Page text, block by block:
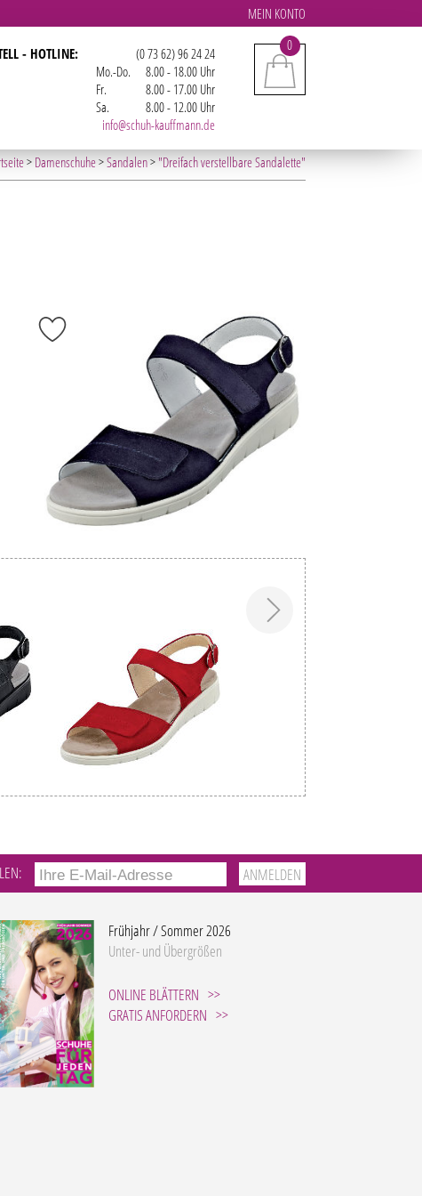
MEIN KONTO
0
- HOTLINE:
(0 73 62) 96 24 24
Mo.-Do.
8.00 - 18.00 Uhr
Fr.
8.00 - 17.00 Uhr
Sa.
8.00 - 12.00 Uhr
info@schuh-kauffmann.de
> Damenschuhe>Sandalen> "Dreifach verstellbare Sandalette"
Frühjahr / Sommer 2026
Unter- und Übergrößen
ONLINE BLÄTTERN
GRATIS ANFORDERN